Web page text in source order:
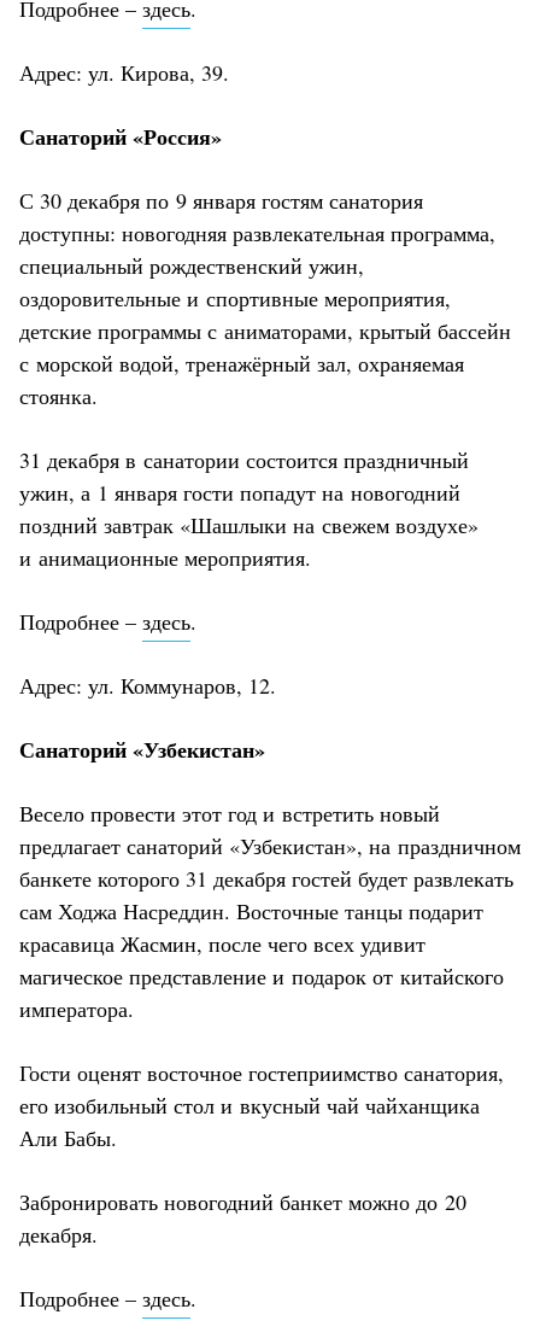
Подробнее – здесь.
Адрес: ул. Кирова, 39.
Санаторий «Россия»
С 30 декабря по 9 января гостям санатория
доступны: новогодняя развлекательная программа,
специальный рождественский ужин,
оздоровительные и спортивные мероприятия,
детские программы с аниматорами, крытый бассейн
с морской водой, тренажёрный зал, охраняемая
стоянка.
31 декабря в санатории состоится праздничный
ужин, а 1 января гости попадут на новогодний
поздний завтрак «Шашлыки на свежем воздухе»
и анимационные мероприятия.
Подробнее – здесь.
Адрес: ул. Коммунаров, 12.
Санаторий «Узбекистан»
Весело провести этот год и встретить новый
предлагает санаторий «Узбекистан», на праздничном
банкете которого 31 декабря гостей будет развлекать
сам Ходжа Насреддин. Восточные танцы подарит
красавица Жасмин, после чего всех удивит
магическое представление и подарок от китайского
императора.
Гости оценят восточное гостеприимство санатория,
его изобильный стол и вкусный чай чайханщика
Али Бабы.
Забронировать новогодний банкет можно до 20
декабря.
Подробнее – здесь.